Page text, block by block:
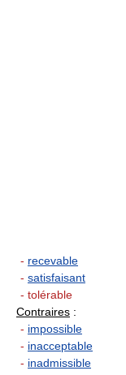
- recevable
- satisfaisant
- tolérable
Contraires :
- impossible
- inacceptable
- inadmissible